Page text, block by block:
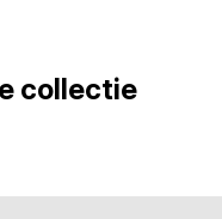
collectie